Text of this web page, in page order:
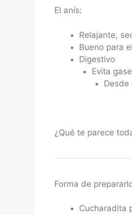
El anís:
Relajante,
Bueno para
Digestivo
Evita
Desde
¿Qué te parece
Forma de
Cucharadita